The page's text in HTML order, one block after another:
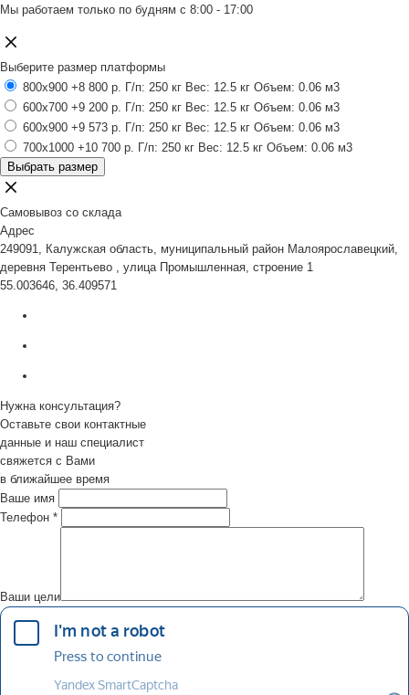
Мы работаем только по будням с 8:00 - 17:00
Выберите размер платформы
800x900 +8 800 р. Г/п: 250 кг Вес: 12.5 кг Объем: 0.06 м3
600x700 +9 200 р. Г/п: 250 кг Вес: 12.5 кг Объем: 0.06 м3
600x900 +9 573 р. Г/п: 250 кг Вес: 12.5 кг Объем: 0.06 м3
700x1000 +10 700 р. Г/п: 250 кг Вес: 12.5 кг Объем: 0.06 м3
Выбрать размер
Самовывоз со склада
Адрес
249091, Калужская область, муниципальный район Малоярославецкий,
деревня Терентьево , улица Промышленная, строение 1
55.003646, 36.409571
Нужна консультация?
Оставьте свои контактные
данные и наш специалист
свяжется с Вами
в ближайшее время
Ваше имя
Телефон *
Ваши цели